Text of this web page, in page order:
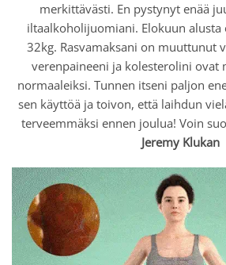
merkittävästi. En pystynyt enää
iltaalkoholijuomiani. Elokuun
32kg. Rasvamaksani on muuttunut
verenpaineeni ja kolesterolini ovat
normaaleiksi. Tunnen itseni paljon
sen käyttöä ja toivon, että laihdun
terveemmäksi ennen joulua! Voin
Jeremy Klukan